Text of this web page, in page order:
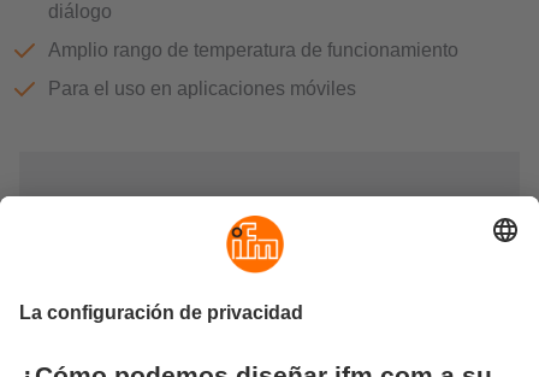
diálogo
Amplio rango de temperatura de funcionamiento
Para el uso en aplicaciones móviles
sistemas de control
Los cables de conexión de equipos garantizan una